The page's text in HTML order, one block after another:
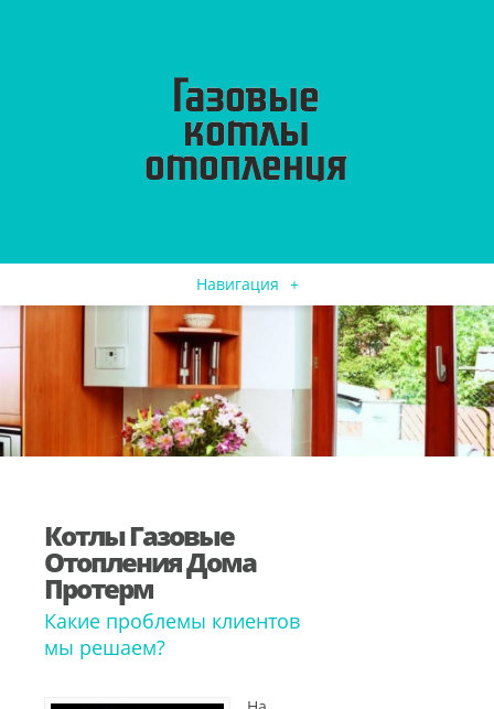
Навигация +
Котлы Газовые
Отопления Дома
Протерм
Какие проблемы клиентов
мы решаем?